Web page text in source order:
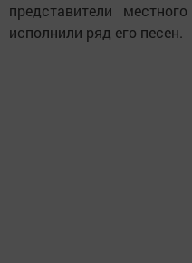
представители
исполнили ряд его песен.